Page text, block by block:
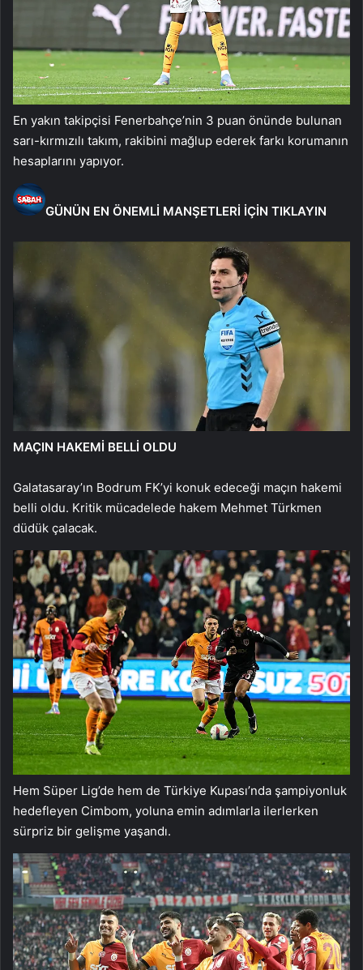
En yakın takipçisi Fenerbahçe’nin 3 puan önünde bulunan
sarı-kırmızılı takım, rakibini mağlup ederek farkı korumanın
hesaplarını yapıyor.
GÜNÜN EN ÖNEMLİ MANŞETLERİ İÇİN TIKLAYIN
MAÇIN HAKEMİ BELLİ OLDU
Galatasaray’ın Bodrum FK’yi konuk edeceği maçın hakemi
belli oldu. Kritik mücadelede hakem Mehmet Türkmen
düdük çalacak.
Hem Süper Lig’de hem de Türkiye Kupası’nda şampiyonluk
hedefleyen Cimbom, yoluna emin adımlarla ilerlerken
sürpriz bir gelişme yaşandı.